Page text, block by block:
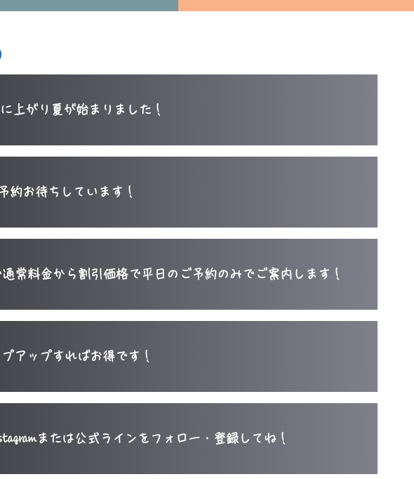
上がり夏が始まりました！
約お待ちしています！
常料金から割引価格で平日のご予約のみでご案内します！
アップすればお得です！
または公式ラインをフォロー・登録​してね！